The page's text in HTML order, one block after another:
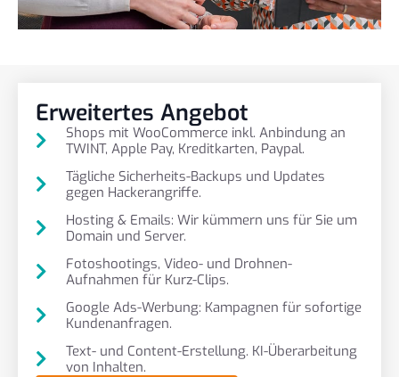
Erweitertes Angebot
Shops mit WooCommerce inkl. Anbindung an
TWINT, Apple Pay, Kreditkarten, Paypal.
Tägliche Sicherheits-Backups und Updates
gegen Hackerangriffe.
Hosting & Emails: Wir kümmern uns für Sie um
Domain und Server.
Fotoshootings, Video- und Drohnen-
Aufnahmen für Kurz-Clips.
Google Ads-Werbung: Kampagnen für sofortige
Kundenanfragen.
Text- und Content-Erstellung. KI-Überarbeitung
von Inhalten.